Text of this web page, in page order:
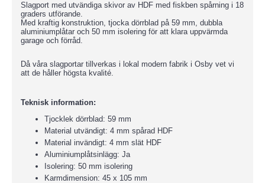
Slagport med utvändiga skivor av HDF med fiskben spårning i 18
graders utförande.
Med kraftig konstruktion, tjocka dörrblad på 59 mm, dubbla
aluminiumplåtar och 50 mm isolering för att klara uppvärmda
garage och förråd.
Då våra slagportar tillverkas i lokal modern fabrik i Osby vet vi
att de håller högsta kvalité.
Teknisk information:
Tjocklek dörrblad: 59 mm
Material utvändigt: 4 mm spårad HDF
Material invändigt: 4 mm slät HDF
Aluminiumplåtsinlägg: Ja
Isolering: 50 mm isolering
Karmdimension: 45 x 105 mm